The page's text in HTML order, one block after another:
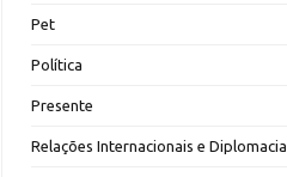
Pet
Política
Presente
Relações Internacionais e Diplomacia